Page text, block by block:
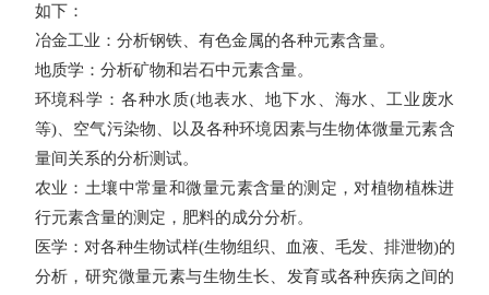
如下：
冶金工业：分析钢铁、有色金属的各种元素含量。
地质学：分析矿物和岩石中元素含量。
环境科学：各种水质(地表水、地下水、海水、工业废水
等)、空气污染物、以及各种环境因素与生物体微量元素含
量间关系的分析测试。
农业：土壤中常量和微量元素含量的测定，对植物植株进
行元素含量的测定，肥料的成分分析。
医学：对各种生物试样(生物组织、血液、毛发、排泄物)的
分析，研究微量元素与生物生长、发育或各种疾病之间的